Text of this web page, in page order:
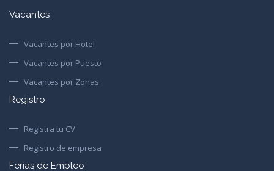
Vacantes
Vacantes por Hotel
Vacantes por Puesto
Vacantes por Zonas
Registro
Registra tu CV
Registro de empresa
Ferias de Empleo